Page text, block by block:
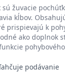
sú žuvacie
kĺbov.
prispievajú k
ako doplnok
podávanie